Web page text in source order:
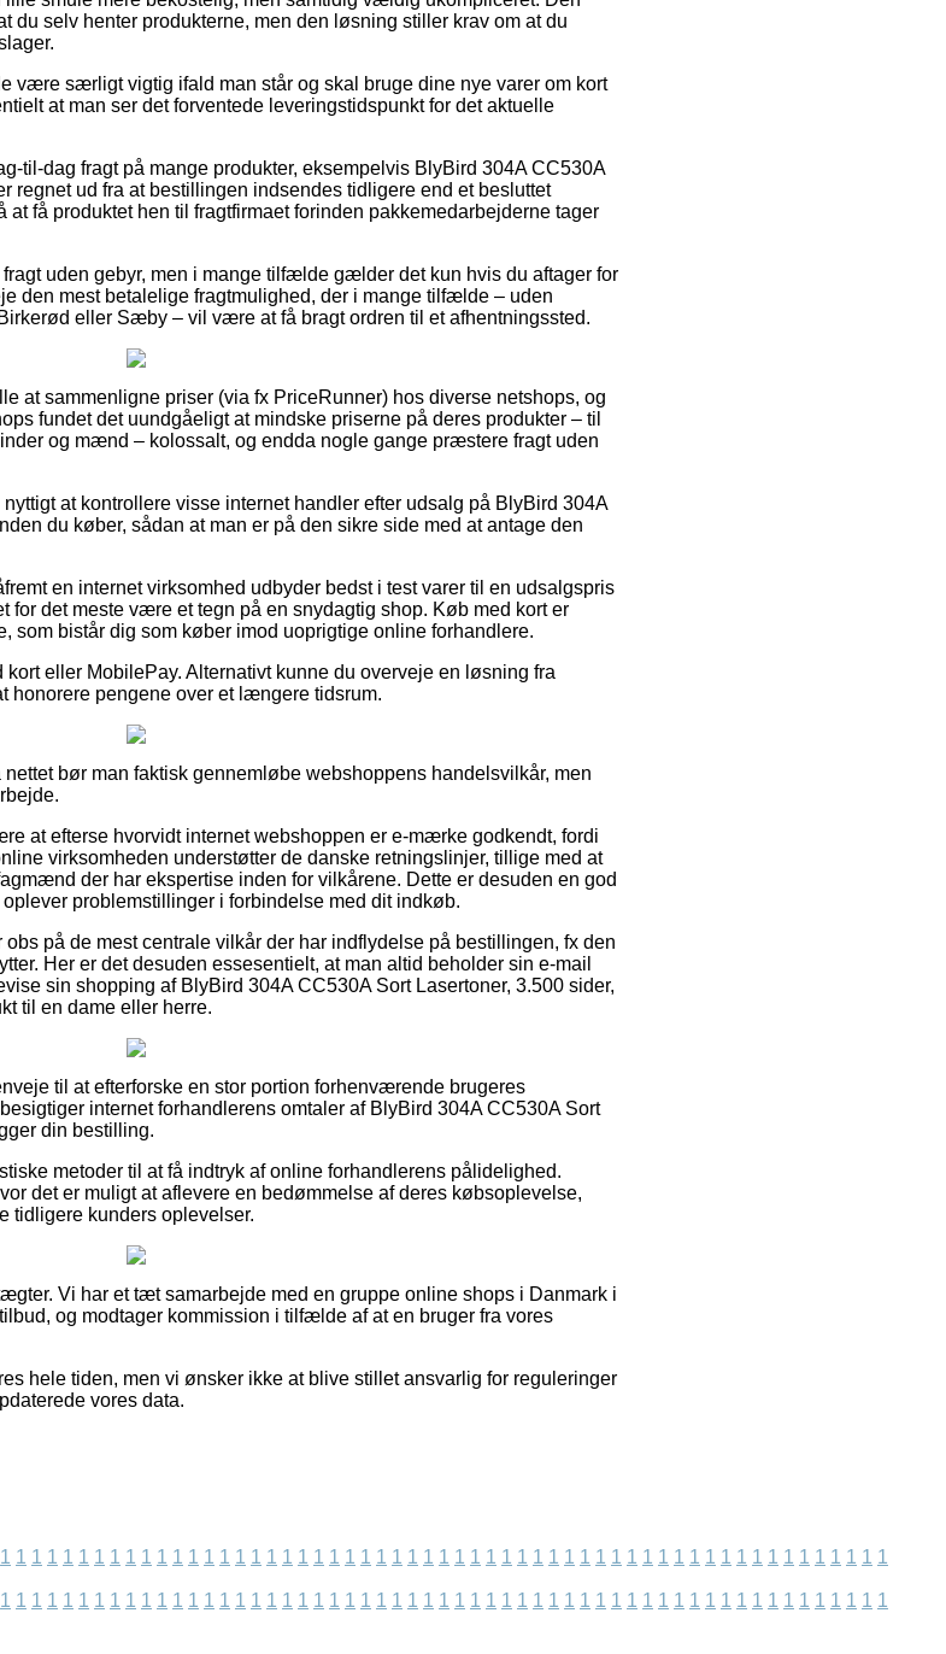
du selv henter produkterne, men den løsning stiller krav om at du
være særligt vigtig ifald man står og skal bruge dine nye varer om kort
at man ser det forventede leveringstidspunkt for det aktuelle
til-dag fragt på mange produkter, eksempelvis BlyBird 304A CC530A
regnet ud fra at bestillingen indsendes tidligere end et besluttet
få produktet hen til fragtfirmaet forinden pakkemedarbejderne tager
uden gebyr, men i mange tilfælde gælder det kun hvis du aftager for
den mest betalelige fragtmulighed, der i mange tilfælde – uden
eller Sæby – vil være at få bragt ordren til et afhentningssted.
at sammenligne priser (via fx PriceRunner) hos diverse netshops, og
fundet det uundgåeligt at mindske priserne på deres produkter – til
og mænd – kolossalt, og endda nogle gange præstere fragt uden
at kontrollere visse internet handler efter udsalg på BlyBird 304A
du køber, sådan at man er på den sikre side med at antage den
en internet virksomhed udbyder bedst i test varer til en udsalgspris
for det meste være et tegn på en snydagtig shop. Køb med kort er
som bistår dig som køber imod uoprigtige online forhandlere.
eller MobilePay. Alternativt kunne du overveje en løsning fra
honorere pengene over et længere tidsrum.
bør man faktisk gennemløbe webshoppens handelsvilkår, men
at efterse hvorvidt internet webshoppen er e-mærke godkendt, fordi
virksomheden understøtter de danske retningslinjer, tillige med at
der har ekspertise inden for vilkårene. Dette er desuden en god
problemstillinger i forbindelse med dit indkøb.
på de mest centrale vilkår der har indflydelse på bestillingen, fx den
Her er det desuden essesentielt, at man altid beholder sin e-mail
sin shopping af BlyBird 304A CC530A Sort Lasertoner, 3.500 sider,
til en dame eller herre.
til at efterforske en stor portion forhenværende brugeres
internet forhandlerens omtaler af BlyBird 304A CC530A Sort
din bestilling.
metoder til at få indtryk af online forhandlerens pålidelighed.
det er muligt at aflevere en bedømmelse af deres købsoplevelse,
tidligere kunders oplevelser.
Vi har et tæt samarbejde med en gruppe online shops i Danmark i
og modtager kommission i tilfælde af at en bruger fra vores
hele tiden, men vi ønsker ikke at blive stillet ansvarlig for reguleringer
vores data.
1 1 1 1 1 1 1 1 1 1 1 1 1 1 1 1 1 1 1 1 1 1 1 1 1 1 1 1 1 1 1 1 1 1 1 1 1 1 1 1 1 1 1 1 1 1 1 1 1 1 1 1 1 1 1 1 1
1 1 1 1 1 1 1 1 1 1 1 1 1 1 1 1 1 1 1 1 1 1 1 1 1 1 1 1 1 1 1 1 1 1 1 1 1 1 1 1 1 1 1 1 1 1 1 1 1 1 1 1 1 1 1 1 1